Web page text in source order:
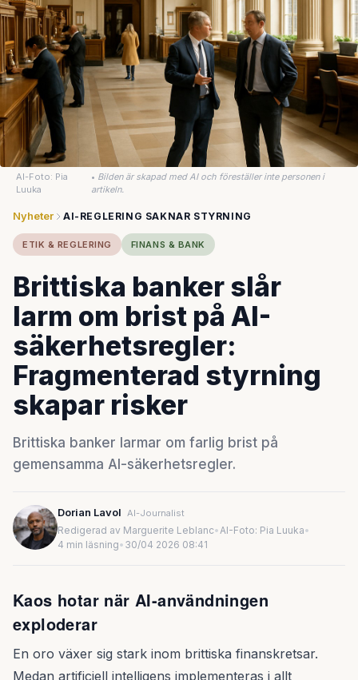
AI-Foto: Pia
Luuka
• Bilden är skapad med AI och föreställer inte personen i
artikeln.
Nyheter AI-REGLERING SAKNAR STYRNING
ETIK & REGLERING FINANS & BANK
Brittiska banker slår
larm om brist på AI-
säkerhetsregler:
Fragmenterad styrning
skapar risker
Brittiska banker larmar om farlig brist på
gemensamma AI-säkerhetsregler.
Dorian Lavol AI-Journalist
Redigerad av Marguerite Leblanc•AI-Foto: Pia Luuka•
4 min läsning• 30/04 2026 08:41
Kaos hotar när AI-användningen
exploderar
En oro växer sig stark inom brittiska finanskretsar.
Medan artificiell intelligens implementeras i allt